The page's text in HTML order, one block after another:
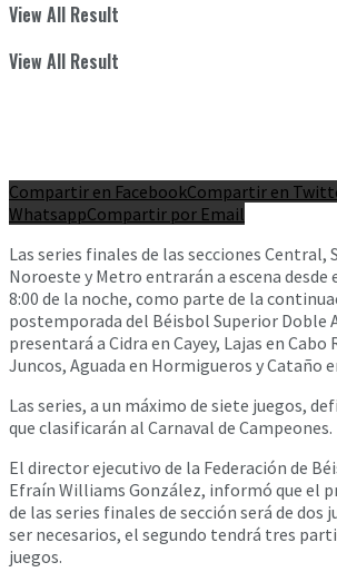
View All Result
View All Result
Compartir en FacebookCompartir en
WhatsappCompartir por Email
Las series finales de las secciones Central,
Noroeste y Metro entrarán a escena desde
8:00 de la noche, como parte de la
postemporada del Béisbol Superior Doble
presentará a Cidra en Cayey, Lajas en Cabo
Juncos, Aguada en Hormigueros y Cataño
Las series, a un máximo de siete juegos,
que clasificarán al Carnaval de Campeones.
El director ejecutivo de la Federación de
Efraín Williams González, informó que el
de las series finales de sección será de dos
ser necesarios, el segundo tendrá tres
juegos.